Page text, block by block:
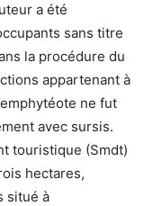
a été
sans titre
la procédure du
appartenant à
ne fut
avec sursis.
touristique (Smdt)
hectares,
situé à